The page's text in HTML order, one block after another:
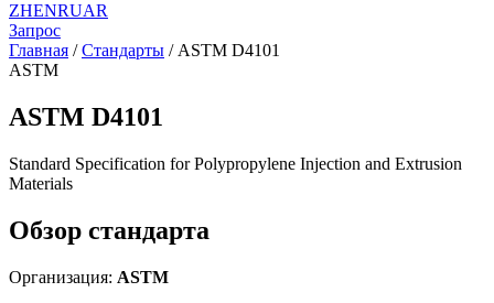
ZHENRUAR
Запрос
Главная / Стандарты / ASTM D4101
ASTM
ASTM D4101
Standard Specification for Polypropylene Injection and Extrusion
Materials
Обзор стандарта
Организация: ASTM